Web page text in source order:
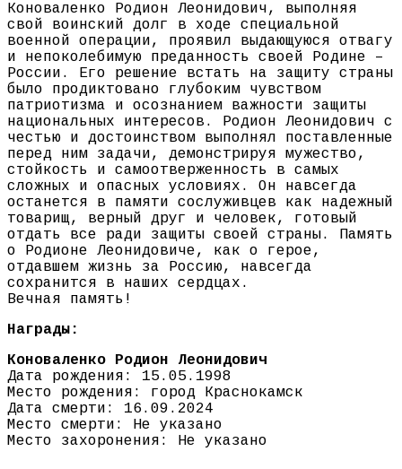
Коноваленко Родион Леонидович, выполняя
свой воинский долг в ходе специальной
военной операции, проявил выдающуюся отвагу
и непоколебимую преданность своей Родине –
России. Его решение встать на защиту страны
было продиктовано глубоким чувством
патриотизма и осознанием важности защиты
национальных интересов. Родион Леонидович с
честью и достоинством выполнял поставленные
перед ним задачи, демонстрируя мужество,
стойкость и самоотверженность в самых
сложных и опасных условиях. Он навсегда
останется в памяти сослуживцев как надежный
товарищ, верный друг и человек, готовый
отдать все ради защиты своей страны. Память
о Родионе Леонидовиче, как о герое,
отдавшем жизнь за Россию, навсегда
сохранится в наших сердцах.
Вечная память!
Награды:
Коноваленко Родион Леонидович
Дата рождения: 15.05.1998
Место рождения: город Краснокамск
Дата смерти: 16.09.2024
Место смерти: Не указано
Место захоронения: Не указано